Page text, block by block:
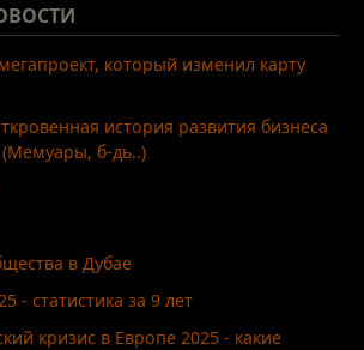
который изменил карту
история развития бизнеса
б-дь..)
в Дубае
- статистика за 9 лет
кризис в Европе 2025 - какие